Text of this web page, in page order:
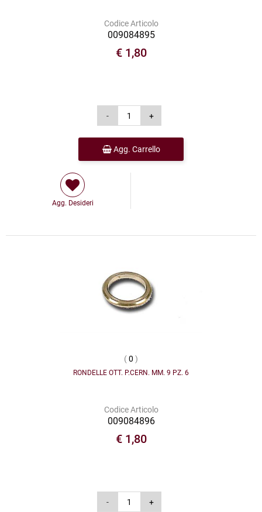
Codice Articolo
009084895
€ 1,80
Agg. Carrello
Agg. Desideri
(0 )
RONDELLE OTT. P.CERN. MM. 9 PZ. 6
Codice Articolo
009084896
€ 1,80